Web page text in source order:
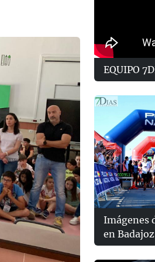
EQUIPO
Imágenes
en Badajoz